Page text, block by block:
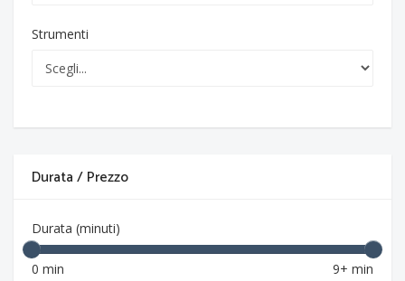
Strumenti
Durata / Prezzo
Durata (minuti)
0 min 9+ min